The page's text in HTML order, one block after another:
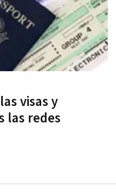
visas y
las redes